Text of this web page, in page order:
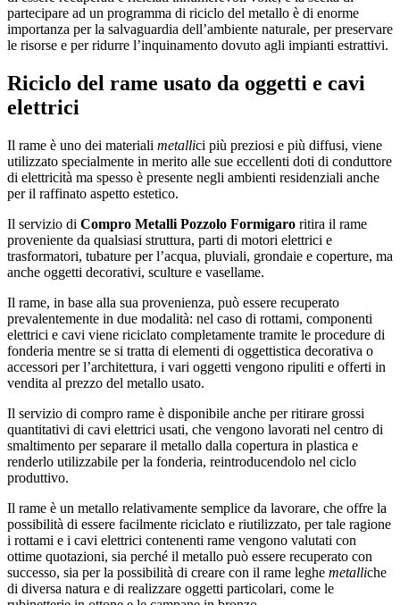
partecipare ad un programma di riciclo del metallo è di enorme
importanza per la salvaguardia dell’ambiente naturale, per preservare
le risorse e per ridurre l’inquinamento dovuto agli impianti estrattivi.
Riciclo del rame usato da oggetti e cavi
elettrici
Il rame è uno dei materiali metallici più preziosi e più diffusi, viene
utilizzato specialmente in merito alle sue eccellenti doti di conduttore
di elettricità ma spesso è presente negli ambienti residenziali anche
per il raffinato aspetto estetico.
Il servizio di Compro Metalli Pozzolo Formigaro ritira il rame
proveniente da qualsiasi struttura, parti di motori elettrici e
trasformatori, tubature per l’acqua, pluviali, grondaie e coperture, ma
anche oggetti decorativi, sculture e vasellame.
Il rame, in base alla sua provenienza, può essere recuperato
prevalentemente in due modalità: nel caso di rottami, componenti
elettrici e cavi viene riciclato completamente tramite le procedure di
fonderia mentre se si tratta di elementi di oggettistica decorativa o
accessori per l’architettura, i vari oggetti vengono ripuliti e offerti in
vendita al prezzo del metallo usato.
Il servizio di compro rame è disponibile anche per ritirare grossi
quantitativi di cavi elettrici usati, che vengono lavorati nel centro di
smaltimento per separare il metallo dalla copertura in plastica e
renderlo utilizzabile per la fonderia, reintroducendolo nel ciclo
produttivo.
Il rame è un metallo relativamente semplice da lavorare, che offre la
possibilità di essere facilmente riciclato e riutilizzato, per tale ragione
i rottami e i cavi elettrici contenenti rame vengono valutati con
ottime quotazioni, sia perché il metallo può essere recuperato con
successo, sia per la possibilità di creare con il rame leghe metalliche
di diversa natura e di realizzare oggetti particolari, come le